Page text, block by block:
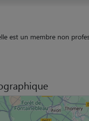
est un membre non